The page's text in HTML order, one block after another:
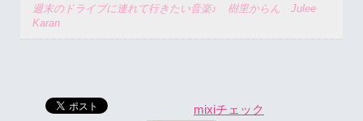
週末のドライブに連れて行きたい音楽♪ 樹里からん Julee
Karan
mixiチェック